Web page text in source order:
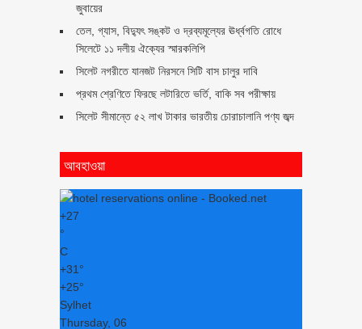
জুবায়ের
তেল, গ্যাস, বিদ্যুৎ সঙ্কট ও দ্রব্যমূল্যের ঊর্ধ্বগতি রোধে
সিলেটে ১১ দলীয় ঐক্যের স্মারকলিপি
সিলেট নগরীতে যানজট নিরসনে সিটি বাস চালুর দাবি
প্রথম শ্রেণিতে ফিরছে লটারিতে ভর্তি, বাকি সব পরীক্ষায়
সিলেট সীমান্তে ৫২ লাখ টাকার ভারতীয় চোরাচালানি পণ্য জব্দ
আবহাওয়া
+27
°
C
+31°
+25°
Sylhet
Thursday, 06